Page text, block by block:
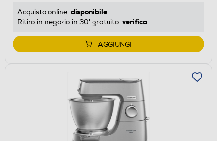
Acquisto online: disponibile
Ritiro in negozio in 30' gratuito: verifica
AGGIUNGI